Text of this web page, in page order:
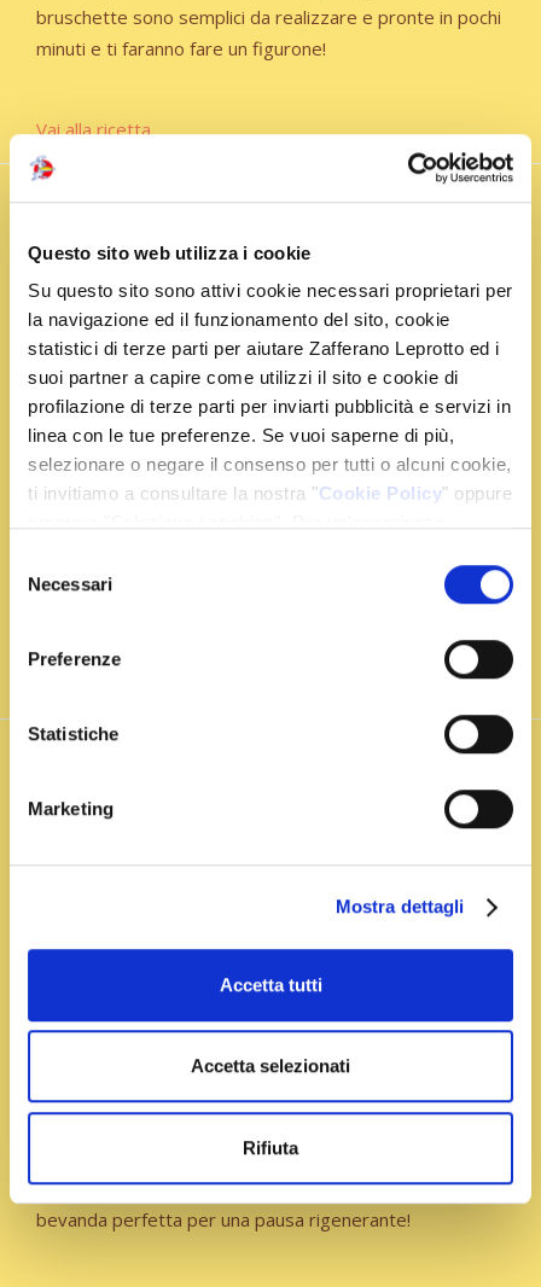
Questo sito web utilizza i cookie
Su questo sito sono attivi cookie necessari proprietari per
la navigazione ed il funzionamento del sito, cookie
statistici di terze parti per aiutare Zafferano Leprotto ed i
suoi partner a capire come utilizzi il sito e cookie di
profilazione di terze parti per inviarti pubblicità e servizi in
linea con le tue preferenze. Se vuoi saperne di più,
selezionare o negare il consenso per tutti o alcuni cookie,
ti invitiamo a consultare la nostra "Cookie Policy" oppure
delNecessari
Preferenze
Statistiche
Marketing
Mostra dettagli
Accetta tutti
Accetta selezionati
Rifiuta
bruschette sono semplici da realizzare e pronte in pochi
minuti e ti faranno fare un figurone!
Vai alla ricetta
con
gelato
Una vera
goduria…Soffice
fuori, cremosa
dentro: la brioche
Zafferano Leprotto è una vera esplosione di gusto che
Frullato
ghiacciato allo zafferano
Fresco, cremoso e ricco di gusto, questo frullato è la
bevanda perfetta per una pausa rigenerante!